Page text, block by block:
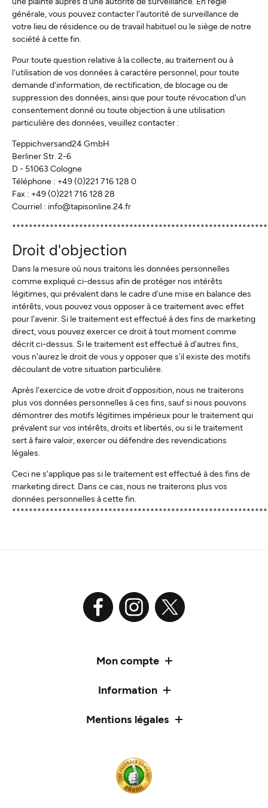
générale, vous pouvez contacter l'autorité de surveillance de
votre lieu de résidence ou de travail habituel ou le siège de notre
société à cette fin.
Pour toute question relative à la collecte, au traitement ou à
l'utilisation de vos données à caractère personnel, pour toute
demande d'information, de rectification, de blocage ou de
suppression des données, ainsi que pour toute révocation d'un
consentement donné ou toute objection à une utilisation
particulière des données, veuillez contacter :
Teppichversand24 GmbH
Berliner Str. 2-6
D - 51063 Cologne
Téléphone : +49 (0)221 716 128 0
Fax : +49 (0)221 716 128 28
Courriel : info@tapisonline.24.fr
Droit d'objection
Dans la mesure où nous traitons les données personnelles
comme expliqué ci-dessus afin de protéger nos intérêts
légitimes, qui prévalent dans le cadre d'une mise en balance des
intérêts, vous pouvez vous opposer à ce traitement avec effet
pour l'avenir. Si le traitement est effectué à des fins de marketing
direct, vous pouvez exercer ce droit à tout moment comme
décrit ci-dessus. Si le traitement est effectué à d'autres fins,
vous n'aurez le droit de vous y opposer que s'il existe des motifs
découlant de votre situation particulière.
Après l'exercice de votre droit d'opposition, nous ne traiterons
plus vos données personnelles à ces fins, sauf si nous pouvons
démontrer des motifs légitimes impérieux pour le traitement qui
prévalent sur vos intérêts, droits et libertés, ou si le traitement
sert à faire valoir, exercer ou défendre des revendications
légales.
Ceci ne s'applique pas si le traitement est effectué à des fins de
marketing direct. Dans ce cas, nous ne traiterons plus vos
données personnelles à cette fin.
Mon compte
Information
Mentions légales